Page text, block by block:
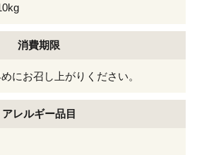
消費期限
にお召し上がりください。
アレルギー品目